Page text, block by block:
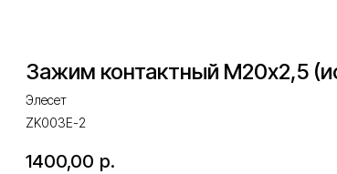
Зажим контактный М20х2,5
Элесет
ZK003E-2
1400,00 р.